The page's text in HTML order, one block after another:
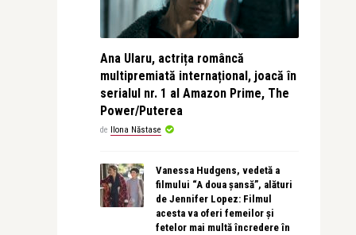
Ana Ularu, actrița româncă
multipremiată internațional, joacă în
serialul nr. 1 al Amazon Prime, The
Power/Puterea
de Ilona Năstase
Vanessa Hudgens, vedetă a
filmului “A doua șansă”, alături
de Jennifer Lopez: Filmul
acesta va oferi femeilor și
fetelor mai multă încredere în